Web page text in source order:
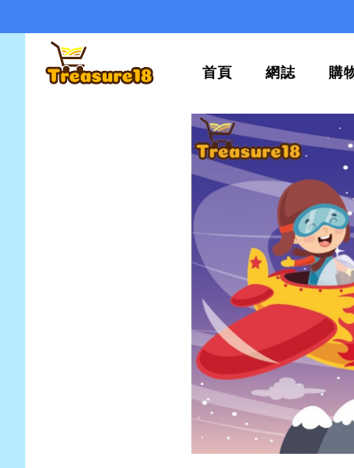
首頁 網誌 購